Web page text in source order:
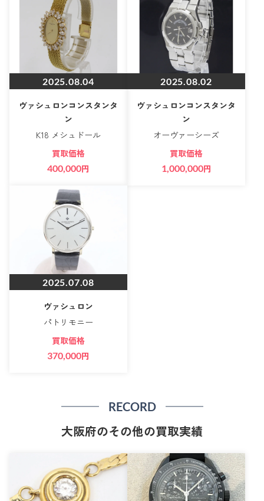
2025.08.04
ヴァシュロンコンスタンタ
ン
K18 メシュドール
買取価格
400,000円
2025.08.02
ヴァシュロンコンスタンタ
ン
オーヴァーシーズ
買取価格
1,000,000円
2025.07.08
ヴァシュロン
パトリモニー
買取価格
370,000円
RECORD
大阪府のその他の買取実績